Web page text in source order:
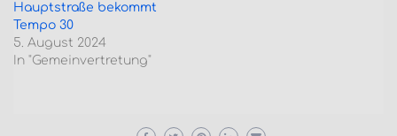
Hauptstraße bekommt
Tempo 30
5. August 2024
In "Gemeinvertretung"